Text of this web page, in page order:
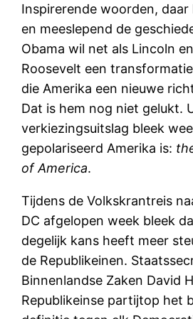
Inspirerende woorden,
en meeslepend de
Obama wil net als Lincoln
Roosevelt een
die Amerika een nieuwe
Dat is hem nog niet gelukt.
verkiezingsuitslag bleek
gepolariseerd Amerika is:
of America.
Tijdens de Volkskrantreis
DC afgelopen week bleek
degelijk kans heeft meer
de Republikeinen.
Binnenlandse Zaken David
Republikeinse partijtop het